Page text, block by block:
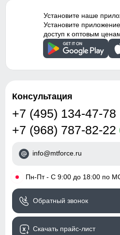
Установите наше
Установите
доступ к оптовым
Консультация
+7 (495) 134-47-78
+7 (968) 787-82-22
info@mtforce.ru
• Пн-Пт - С 9:00 до 18:00 по
Обратный звонок
Скачать прайс-лист